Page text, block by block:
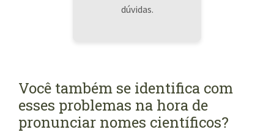
dúvidas.
Você também se identifica com
esses problemas na hora de
pronunciar nomes científicos?